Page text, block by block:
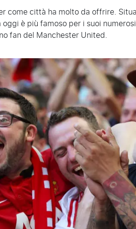
come città ha molto da offrire.
è più famoso per i suoi
fan del Manchester United.